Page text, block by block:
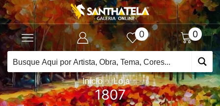
0 0
Início Loja
1807